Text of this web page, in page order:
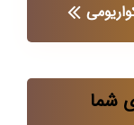
شما